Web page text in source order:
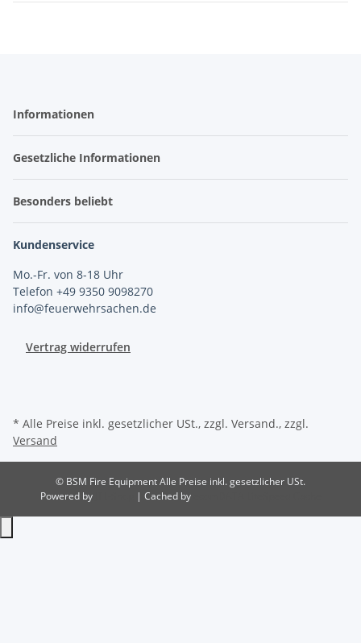
Informationen
Gesetzliche Informationen
Besonders beliebt
Kundenservice
Mo.-Fr. von 8-18 Uhr
Telefon +49 9350 9098270
info@feuerwehrsachen.de
Vertrag widerrufen
* Alle Preise inkl. gesetzlicher USt., zzgl. Versand., zzgl.
Versand
© BSM Fire EquipmentAlle Preise inkl. gesetzlicher USt.
Powered by
| Cached by